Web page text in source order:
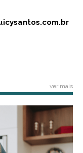
ver mais